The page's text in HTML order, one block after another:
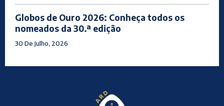
Globos de Ouro 2026: Conheça todos os
nomeados da 30.ª edição
30 De Julho, 2026